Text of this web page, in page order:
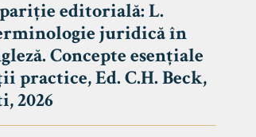
editorială: L.
juridică în
Concepte esențiale
practice, Ed. C.H. Beck,
2026